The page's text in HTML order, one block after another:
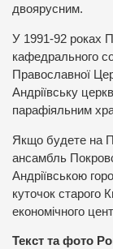
двоярусним.
У 1991-92 роках
кафедрального
Православної
Андріївську
парафіяльним
Якщо будете на
ансамбль
Андріївською
куточок старого
економічного
Текст та фото